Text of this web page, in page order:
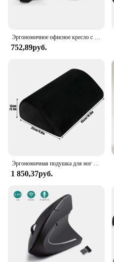
Эргономичное офисное кресло с пенным наполнителем с эффектом памяти, чехол для игрового кресла, подушка для поддержки локтя для компьютера, 1 шт.
752,89руб.
Эргономичная подушка для ног под столом-для работы в офисе, игровая подушка для подъема ног, подушка на танкетке для ног-обеспечивает ежедневное облегчение
1 850,37руб.